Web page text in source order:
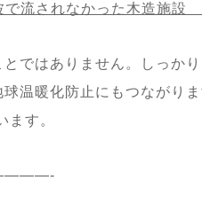
で流されなかった木造施設
ではありません。しっか
温暖化防止にもつながり
ます。